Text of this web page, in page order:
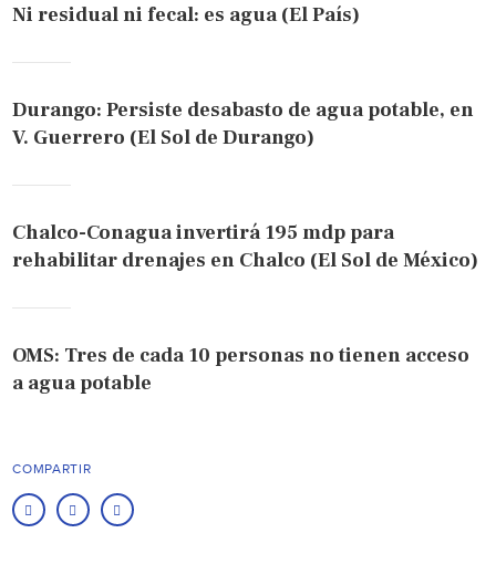
Ni residual ni fecal: es agua (El País)
Durango: Persiste desabasto de agua potable, en
V. Guerrero (El Sol de Durango)
Chalco-Conagua invertirá 195 mdp para
rehabilitar drenajes en Chalco (El Sol de México)
OMS: Tres de cada 10 personas no tienen acceso
a agua potable
COMPARTIR